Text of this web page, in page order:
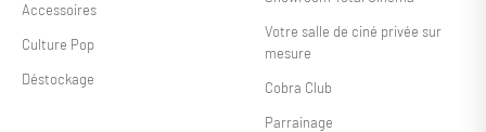
Accessoires
Culture Pop
Déstockage
Votre salle de ciné privée sur
mesure
Cobra Club
Parrainage